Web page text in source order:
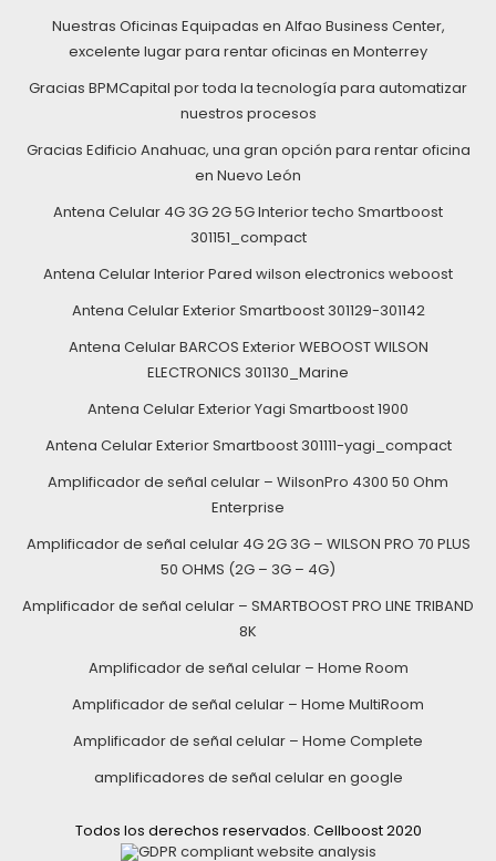
Nuestras Oficinas Equipadas en Alfao Business Center,
excelente lugar para rentar oficinas en Monterrey
Gracias BPMCapital por toda la tecnología para automatizar
nuestros procesos
Gracias Edificio Anahuac, una gran opción para rentar oficina
en Nuevo León
Antena Celular 4G 3G 2G 5G Interior techo Smartboost
301151_compact
Antena Celular Interior Pared wilson electronics weboost
Antena Celular Exterior Smartboost 301129-301142
Antena Celular BARCOS Exterior WEBOOST WILSON
ELECTRONICS 301130_Marine
Antena Celular Exterior Yagi Smartboost 1900
Antena Celular Exterior Smartboost 301111-yagi_compact
Amplificador de señal celular – WilsonPro 4300 50 Ohm
Enterprise
Amplificador de señal celular 4G 2G 3G – WILSON PRO 70 PLUS
50 OHMS (2G – 3G – 4G)
Amplificador de señal celular – SMARTBOOST PRO LINE TRIBAND
8K
Amplificador de señal celular – Home Room
Amplificador de señal celular – Home MultiRoom
Amplificador de señal celular – Home Complete
amplificadores de señal celular en google
Todos los derechos reservados. Cellboost 2020